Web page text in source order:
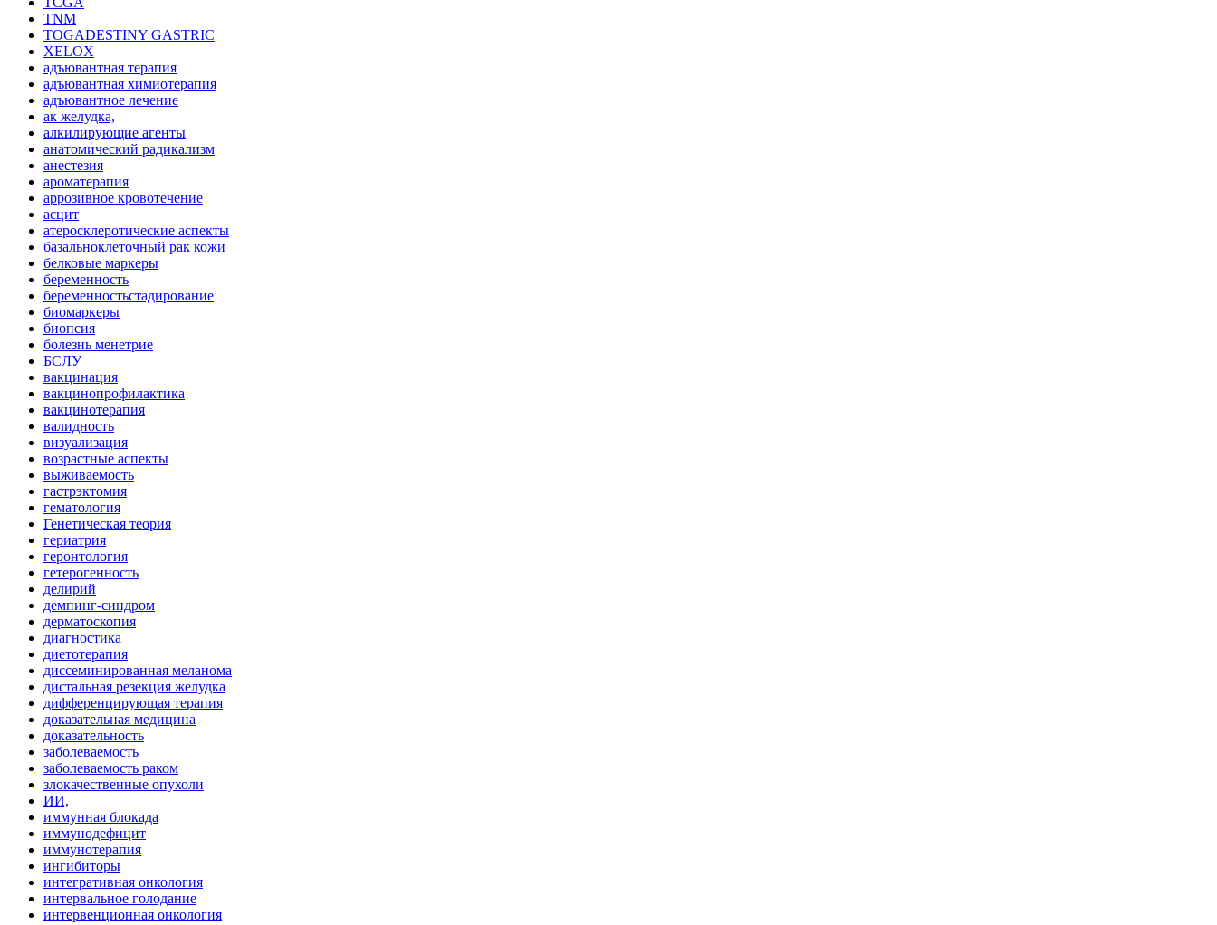
TNM
TOGADESTINY GASTRIC
XELOX
адъювантная терапия
адъювантная химиотерапия
адъювантное лечение
ак желудка,
алкилирующие агенты
анатомический радикализм
анестезия
ароматерапия
аррозивное кровотечение
асцит
атеросклеротические аспекты
базальноклеточный рак кожи
белковые маркеры
беременность
беременностьстадирование
биомаркеры
биопсия
болезнь менетрие
БСЛУ
вакцинация
вакцинопрофилактика
вакцинотерапия
валидность
визуализация
возрастные аспекты
выживаемость
гастрэктомия
гематология
Генетическая теория
гериатрия
геронтология
гетерогенность
делирий
демпинг-синдром
дерматоскопия
диагностика
диетотерапия
диссеминированная меланома
дистальная резекция желудка
дифференцирующая терапия
доказательная медицина
доказательность
заболеваемость
заболеваемость раком
злокачественные опухоли
ИИ,
иммунная блокада
иммунодефицит
иммунотерапия
ингибиторы
интегративная онкология
интервальное голодание
интервенционная онкология